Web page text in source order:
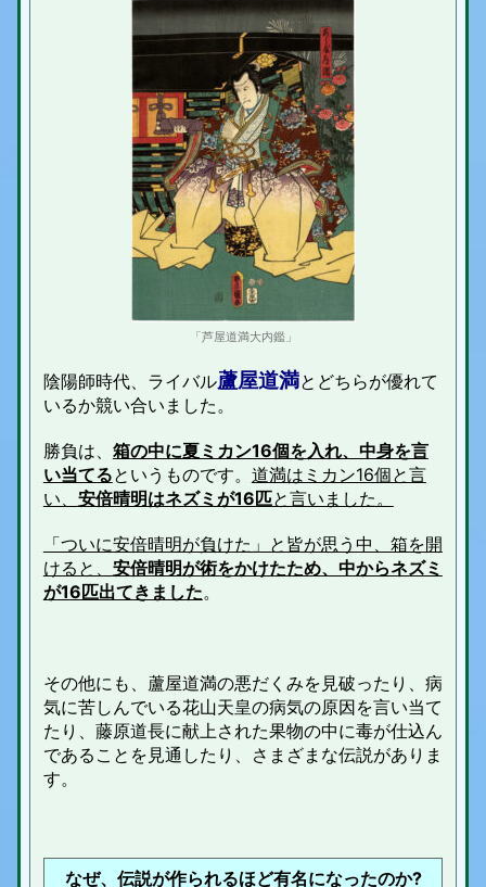
「芦屋道満大内鑑」
陰陽師時代、ライバル蘆屋道満とどちらが優れて
いるか競い合いました。
勝負は、 箱の中に夏ミカン16個を入れ、中身を言
い当てるというものです。 道満はミカン16個と言
い、 安倍晴明はネズミが16匹と言いました。
「ついに安倍晴明が負けた」と皆が思う中、箱を開
けると、 安倍晴明が術をかけたため、中からネズミ
が16匹出てきました。
その他にも、蘆屋道満の悪だくみを見破ったり、病
気に苦しんでいる花山天皇の病気の原因を言い当て
たり、藤原道長に献上された果物の中に毒が仕込ん
であることを見通したり、さまざまな伝説がありま
す。
なぜ、伝説が作られるほど有名になったのか?